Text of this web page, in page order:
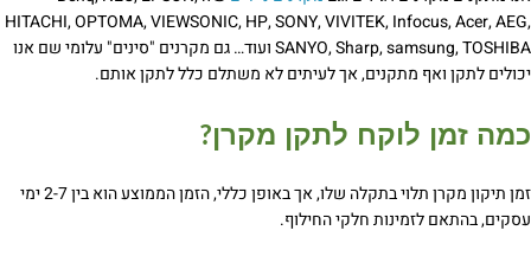
HITACHI, OPTOMA, VIEWSONIC, HP, SONY, VIVITEK, Infocus, Acer, AEG,
SANYO, Sharp, samsung, TOSHIBA ועוד… גם מקרנים "סינים" עלומי שם אנו
יכולים לתקן ואף מתקנים, אך לעיתים לא משתלם כלל לתקן אותם.
כמה זמן לוקח לתקן מקרן?
זמן תיקון מקרן תלוי בתקלה שלו, אך באופן כללי, הזמן הממוצע הוא בין 2-7 ימי
עסקים, בהתאם לזמינות חלקי החילוף.